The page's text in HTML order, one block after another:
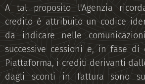
A tal proposito l'Agenzia
credito è attribuito un codice
da indicare nelle
successive cessioni e, in fase di
Piattaforma, i crediti derivanti
dagli sconti in fattura sono